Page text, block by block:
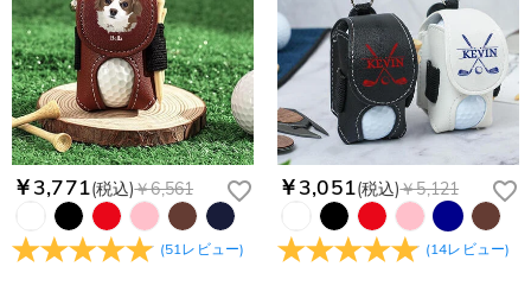
の国・地域によって送料が異なります。また、海外配送の際は
受取人様に関税が発生する場合がございます。
お客様が商品受け取り後、60日以内の未使用品の返品は可能で
す。受注生産品のため、返品は50%の返品手数料(材料費)が発
生致します。詳細はキャンセル/返品についてまでご確認くだ
さい。.
注文＆支払いについて
注文後に注文の内容を変更できますか？
もし注文確認メールをご確認後、注文内容に間違いでもありま
したら、至急カスタマーサポート【Eメール：
service@drawelry.jp】までご連絡ください。ご連絡頂く時に注
文番号もお送りください。
Drawelryからのメールが届きません。
Drawelryからのメールが届いていない場合、次の可能性が考え
られます。原因①迷惑メールフォルダに移動されている。解決
策：迷惑メールフォルダに届いているDrawelryからのメールを
迷惑メールでないよう操作して、service@drawelry.jp からの
支払方法は何がありますか？
お支払い方法は、クレジットカード、コンビニ前払い、
Paypal、ApplePay、GooglePayからお選びいただけます。
コンビニ前払いのお支払い期限はいつまででしょう
￥3,771(税込)￥6,561
(51レビュー)
￥3,051(税込)￥5,121
(14レビュー)